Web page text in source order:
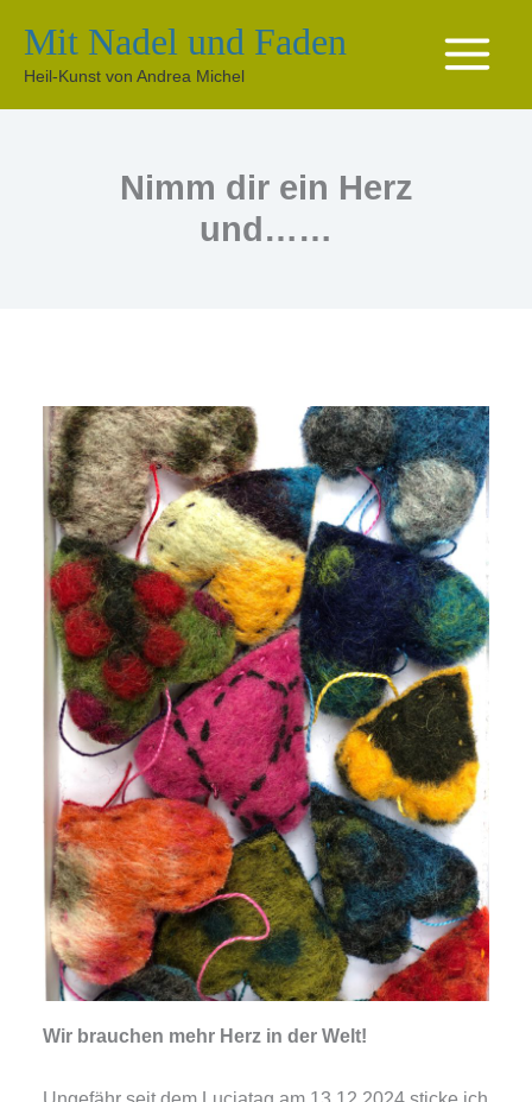
Inhalt
springen
Mit Nadel und Faden
Heil-Kunst von Andrea Michel
Nimm dir ein Herz
und……
Wir brauchen mehr Herz in der Welt!